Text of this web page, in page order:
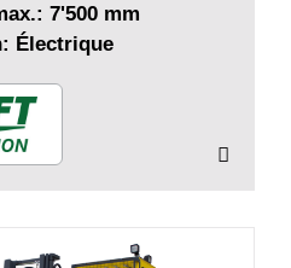
7'500 mm
Électrique